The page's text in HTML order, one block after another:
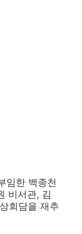
임한 백종천
비서관, 김
회담을 재추